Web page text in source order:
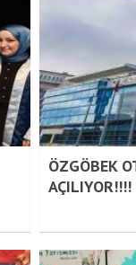
ÖZGÖBEK
AÇILIYOR!!!!